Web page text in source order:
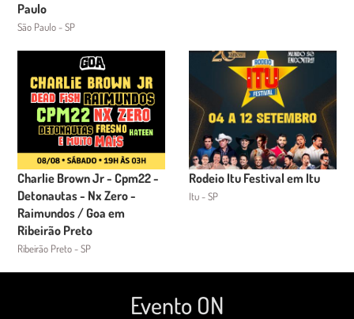
Paulo
São Paulo - SP
Charlie Brown Jr - Cpm22 -
Detonautas - Nx Zero -
Raimundos / Goa em
Ribeirão Preto
Ribeirão Preto - SP
Rodeio Itu Festival em Itu
Itu - SP
Evento ON